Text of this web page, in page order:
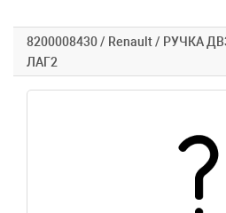
8200008430 / Renault / РУЧКА
ЛАГ2